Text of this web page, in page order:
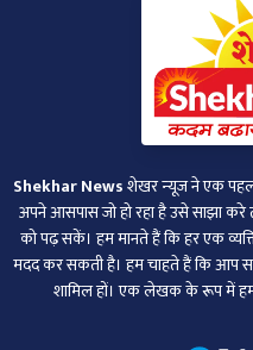
Shekhar Newsशेखर न्‍यूज ने एक पहल
अपने आसपास जो हो रहा है उसे साझा करे
को पढ़ सकें। हम मानते हैं कि हर एक
मदद कर सकती है। हम चाहते हैं कि आप
शामिल हों। एक लेखक के रूप में